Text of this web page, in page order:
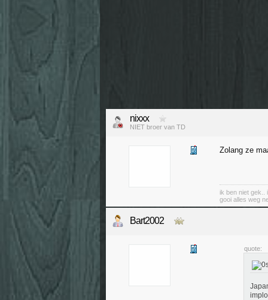
nixxx
NIET broer van TD
Zolang ze
ik ben niet gek..
gooi alles weg
Bart2002
quote: